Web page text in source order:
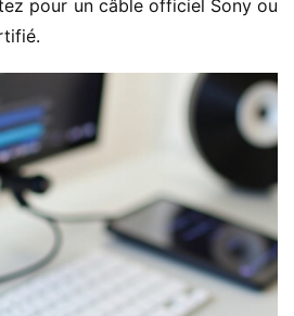
pour un câble officiel Sony ou